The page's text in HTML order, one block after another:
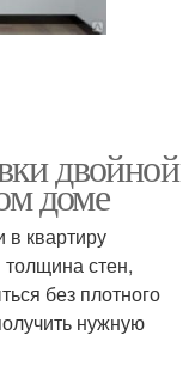
двойной
доме
квартиру
толщина стен,
без плотного
нужную